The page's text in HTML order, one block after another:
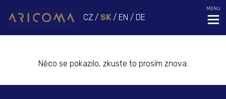
MENU
CZ / SK / EN / DE
Něco se pokazilo, zkuste to prosím znova.